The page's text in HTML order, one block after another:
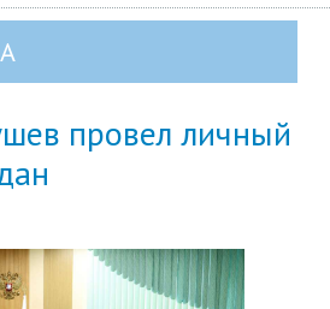
провел личный